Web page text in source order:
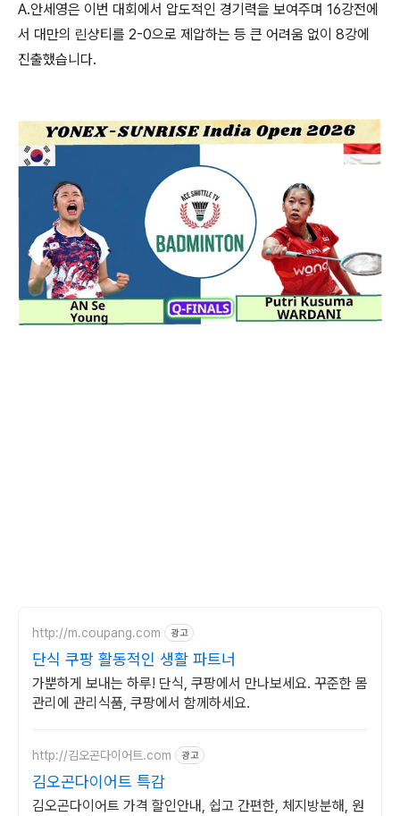
A.안세영은 이번 대회에서 압도적인 경기력을 보여주며 16강전에
서 대만의 린샹티를 2-0으로 제압하는 등 큰 어려움 없이 8강에
진출했습니다.
http://m.coupang.com 광고
단식 쿠팡 활동적인 생활 파트너
가뿐하게 보내는 하루! 단식, 쿠팡에서 만나보세요. 꾸준한 몸
관리에 관리식품, 쿠팡에서 함께하세요.
http://김오곤다이어트.com 광고
김오곤다이어트 특감
김오곤다이어트 가격 할인안내, 쉽고 간편한, 체지방분해, 원